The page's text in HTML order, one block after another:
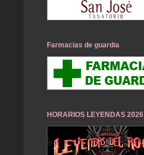
Farmacias de guardia
HORARIOS LEYENDAS 2026